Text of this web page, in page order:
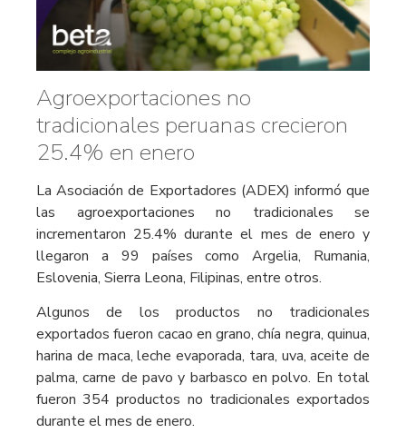
Agroexportaciones no
tradicionales peruanas crecieron
25.4% en enero
La Asociación de Exportadores (ADEX) informó que
las agroexportaciones no tradicionales se
incrementaron 25.4% durante el mes de enero y
llegaron a 99 países como Argelia, Rumania,
Eslovenia, Sierra Leona, Filipinas, entre otros.
Algunos de los productos no tradicionales
exportados fueron cacao en grano, chía negra, quinua,
harina de maca, leche evaporada, tara, uva, aceite de
palma, carne de pavo y barbasco en polvo. En total
fueron 354 productos no tradicionales exportados
durante el mes de enero.